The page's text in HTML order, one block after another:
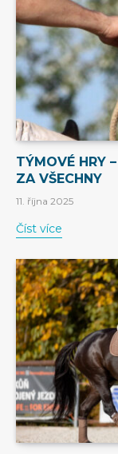
TÝMOVÉ HRY
ZA VŠECHNY
11. října 2025
Číst více